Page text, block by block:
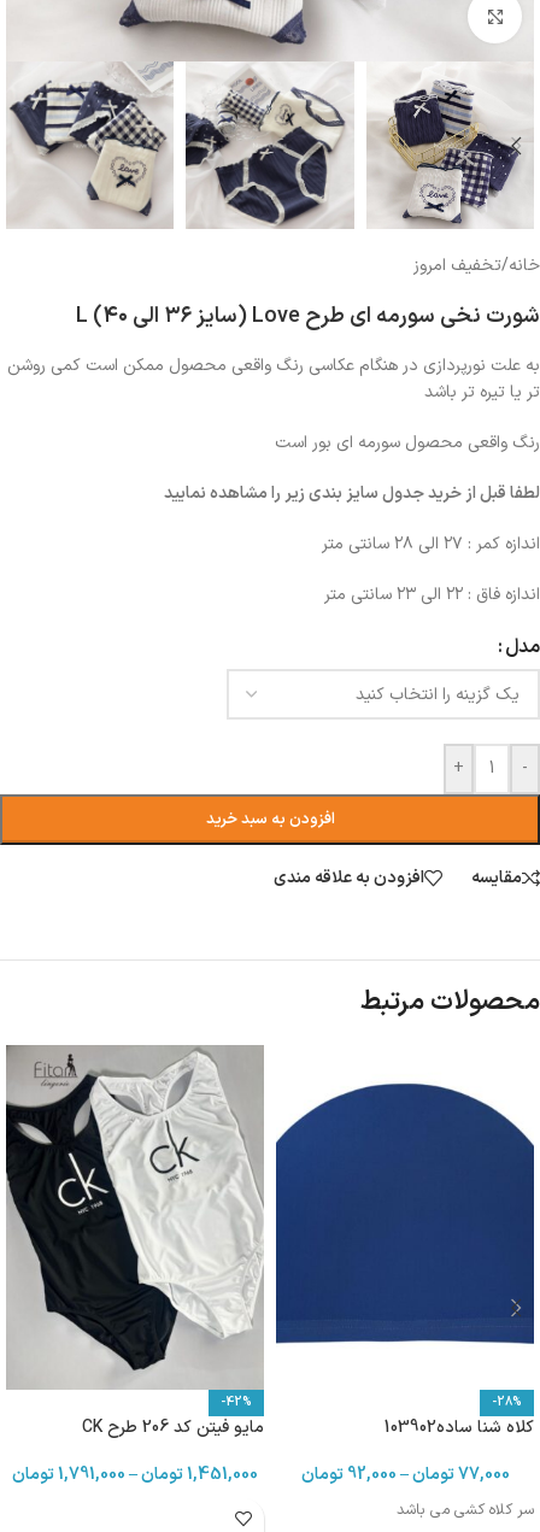
بزرگنمایی تصویر
خانه/تخفیف امروز
شورت نخی سورمه ای طرح Love (سایز ۳۶ الی ۴۰) L
به علت نورپردازی در هنگام عکاسی رنگ واقعی محصول ممکن است کمی روشن
تر یا تیره تر باشد
رنگ واقعی محصول سورمه ای بور است
لطفا قبل از خرید جدول سایز بندی زیر را مشاهده نمایید
اندازه کمر : ۲۷ الی ۲۸ سانتی متر
اندازه فاق : ۲۲ الی ۲۳ سانتی متر
مدل
-
+
افزودن به سبد خرید
مقایسه افزودن به علاقه مندی
محصولات مرتبط
-28%
کلاه شنا ساده103902
77,000تومان–
92,000 تومان
سر کلاه کشی می باشد
-42%
مایو فیتن کد 206 طرح CK
1,451,000تومان–
1,791,000تومان